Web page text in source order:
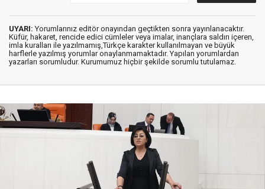
UYARI: Yorumlarınız editör onayından geçtikten sonra yayınlanacaktır.
Küfür, hakaret, rencide edici cümleler veya imalar, inançlara saldırı içeren,
imla kuralları ile yazılmamış,Türkçe karakter kullanılmayan ve büyük
harflerle yazılmış yorumlar onaylanmamaktadır. Yapılan yorumlardan
yazarları sorumludur. Kurumumuz hiçbir şekilde sorumlu tutulamaz.